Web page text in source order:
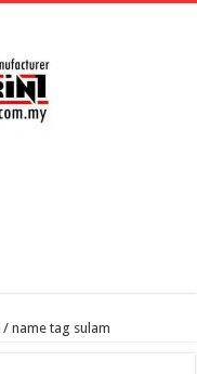
/ name tag sulam